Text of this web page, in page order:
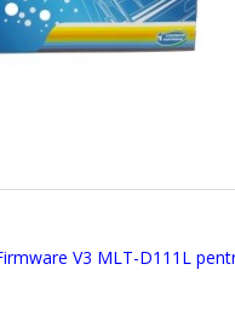
V3 MLT-D111L